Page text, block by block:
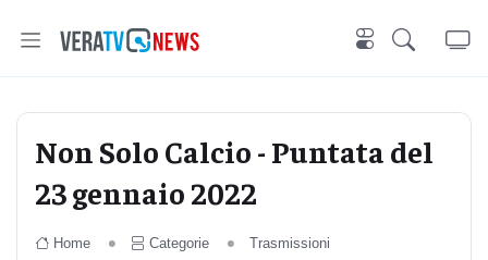
Non Solo Calcio - Puntata del
23 gennaio 2022
Home Categorie
Trasmissioni